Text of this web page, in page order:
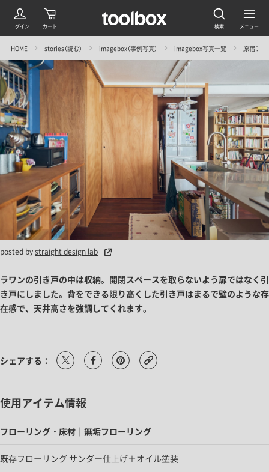
HOME stories（読む） imagebox（事例写真） imagebox写真一覧 原宿フ
posted bystraight design lab
ラワンの引き戸の中は収納。開閉スペースを取らないよう扉ではなく引
き戸にしました。背をできる限り高くした引き戸はまるで壁のような存
在感で、天井高さを強調してくれます。
シェアする：
使用アイテム情報
フローリング・床材｜無垢フローリング
既存フローリング サンダー仕上げ＋オイル塗装